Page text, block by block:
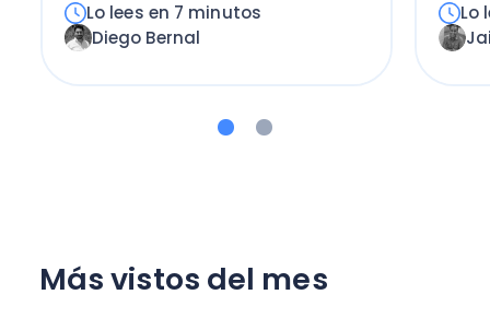
Lo lees en 7 minutos
Diego Bernal
Lo
Más vistos del mes